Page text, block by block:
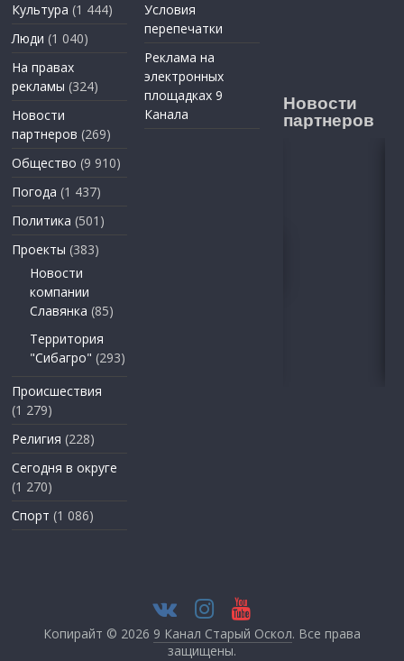
Культура (1 444)
Люди (1 040)
На правах
рекламы (324)
Новости
партнеров (269)
Общество (9 910)
Погода (1 437)
Политика (501)
Проекты (383)
Новости
компании
Славянка (85)
Территория
"Сибагро" (293)
Происшествия
(1 279)
Религия (228)
Сегодня в округе
(1 270)
Спорт (1 086)
Условия
перепечатки
Реклама на
электронных
площадках 9
Канала
Новости
партнеров
Копирайт © 2026 9 Канал Старый Оскол. Все права
защищены.